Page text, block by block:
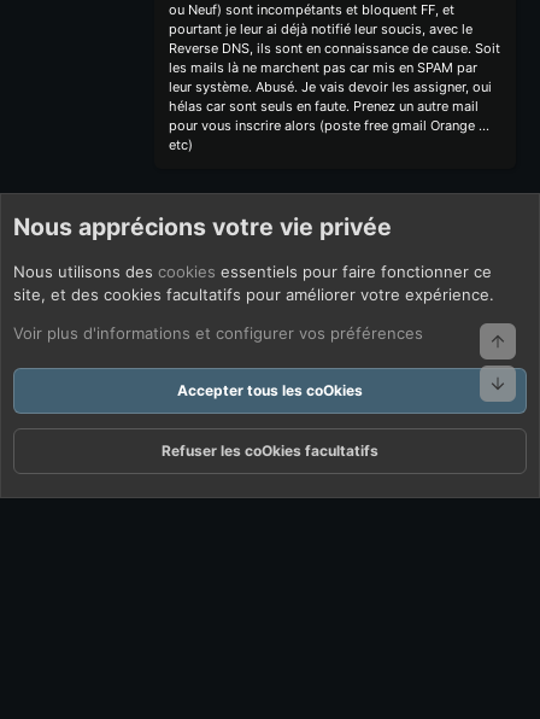
ou Neuf) sont incompétants et bloquent FF, et
pourtant je leur ai déjà notifié leur soucis, avec le
Reverse DNS, ils sont en connaissance de cause. Soit
les mails là ne marchent pas car mis en SPAM par
leur système. Abusé. Je vais devoir les assigner, oui
hélas car sont seuls en faute. Prenez un autre mail
pour vous inscrire alors (poste free gmail Orange ...
etc)
Nous apprécions votre vie privée
Nous utilisons des cookies essentiels pour faire fonctionner ce
site, et des cookies facultatifs pour améliorer votre expérience.
Voir plus d'informations et configurer vos préférences
Accepter tous les coOkies
Refuser les coOkies facultatifs